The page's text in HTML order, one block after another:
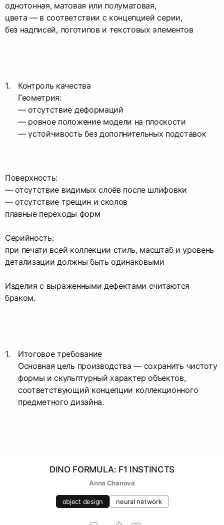
однотонная, матовая или полуматовая,
цвета — в соответствии с концепцией серии,
без надписей, логотипов и текстовых элементов
Контроль качества
Геометрия:
— отсутствие деформаций
— ровное положение модели на плоскости
— устойчивость без дополнительных подставок
Поверхность:
— отсутствие видимых слоёв после шлифовки
— отсутствие трещин и сколов
плавные переходы форм
Серийность:
при печати всей коллекции стиль, масштаб и уровень
детализации должны быть одинаковыми
Изделия с выраженными дефектами считаются
браком.
Итоговое требование
Основная цель производства — сохранить чистоту
формы и скульптурный характер объектов,
соответствующий концепции коллекционного
предметного дизайна.
DINO FORMULA: F1 INSTINCTS
Anna Chanova
object design neural network